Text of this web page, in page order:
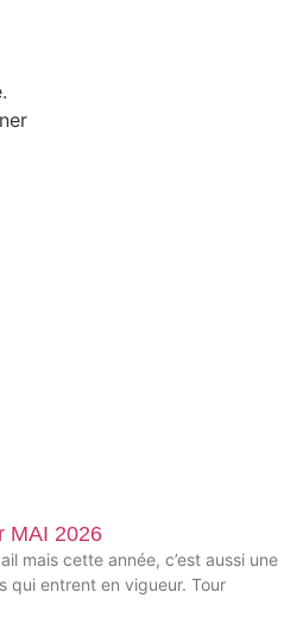
MAI 2026
mais cette année, c’est aussi une
qui entrent en vigueur. Tour